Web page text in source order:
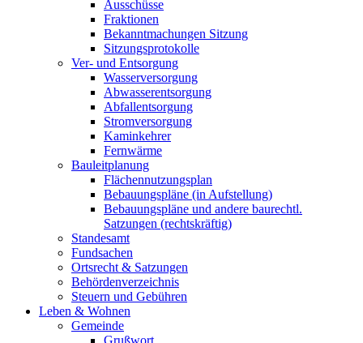
Ausschüsse
Fraktionen
Bekanntmachungen Sitzung
Sitzungsprotokolle
Ver- und Entsorgung
Wasserversorgung
Abwasserentsorgung
Abfallentsorgung
Stromversorgung
Kaminkehrer
Fernwärme
Bauleitplanung
Flächennutzungsplan
Bebauungspläne (in Aufstellung)
Bebauungspläne und andere baurechtl.
Satzungen (rechtskräftig)
Standesamt
Fundsachen
Ortsrecht & Satzungen
Behördenverzeichnis
Steuern und Gebühren
Leben & Wohnen
Gemeinde
Grußwort